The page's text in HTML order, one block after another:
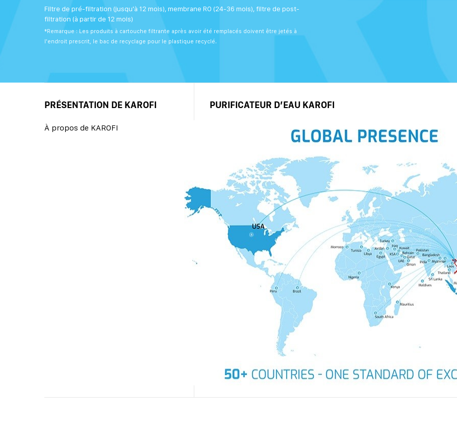
Filtre de pré-filtration (jusqu'à 12 mois), membrane RO (24-36 mois), filtre de post-
filtration (à partir de 12 mois)
*Remarque : Les produits à cartouche filtrante après avoir été remplacés doivent être jetés à
l'endroit prescrit, le bac de recyclage pour le plastique recyclé.
PRÉSENTATION DE KAROFI
À propos de KAROFI
PURIFICATEUR D’EAU KAROFI